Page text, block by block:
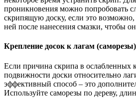
проникновения можно попробовать
скрипящую доску, если это
ней после нанесения смазки, чтобы
Крепление досок к лагам (саморезы)
Если причина скрипа в ослабленных
подвижности доски относительно
эффективный способ – это
Используйте саморезы по дереву,